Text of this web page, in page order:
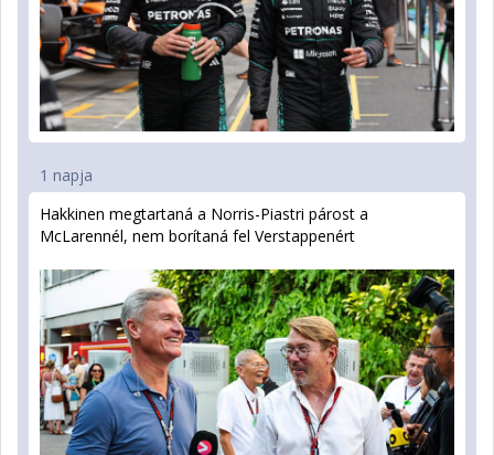
1 napja
Hakkinen megtartaná a Norris-Piastri párost a
McLarennél, nem borítaná fel Verstappenért